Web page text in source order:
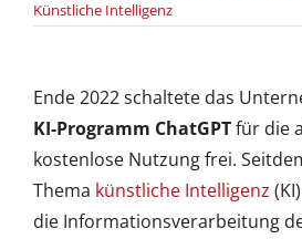
im
B2B-
Augenmaß
&
Hirn…
Künstliche Intelligenz
Ende 2022 schaltete das
KI-Programm ChatGPTfür die
kostenlose Nutzung frei.
Thema künstliche Intelligenz
die Informationsverarbeitung